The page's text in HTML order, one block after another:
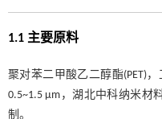
1.1 主要原料
聚对苯二甲酸乙二醇酯(PET)
0.5~1.5 μm，湖北中科纳米材
制。